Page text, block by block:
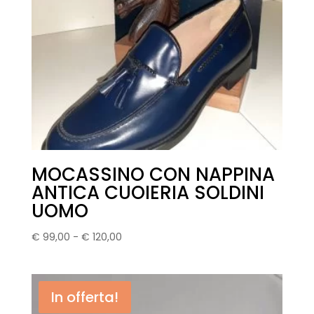
MOCASSINO CON NAPPINA
ANTICA CUOIERIA SOLDINI
UOMO
€ 99,00 - € 120,00Fascia
da
In offerta!